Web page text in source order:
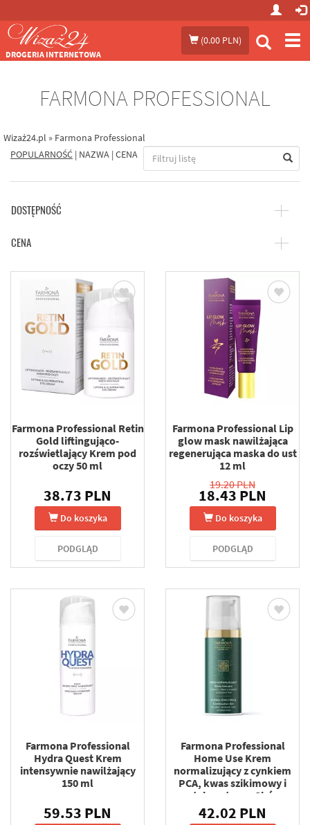
(0.00 PLN)
DROGERIA INTERNETOWA
FARMONA PROFESSIONAL
Wizaż24.pl » Farmona Professional
POPULARNOŚĆ | NAZWA | CENA
DOSTĘPNOŚĆ
CENA
Farmona Professional Retin
Gold liftingująco-
rozświetlający Krem pod
oczy 50 ml
38.73 PLN
Do koszyka
PODGLĄD
Farmona Professional Lip
glow mask nawilżająca
regenerująca maska do ust
12 ml
19.20 PLN
18.43 PLN
Do koszyka
PODGLĄD
Farmona Professional
Hydra Quest Krem
intensywnie nawilżający
150 ml
59.53 PLN
Farmona Professional
Home Use Krem
normalizujący z cynkiem
PCA, kwas szikimowy i
astaksantyna - Skóra
mieszana 50 ml
42.02 PLN